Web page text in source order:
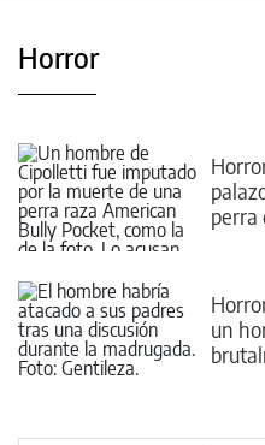
Horror
perra
un